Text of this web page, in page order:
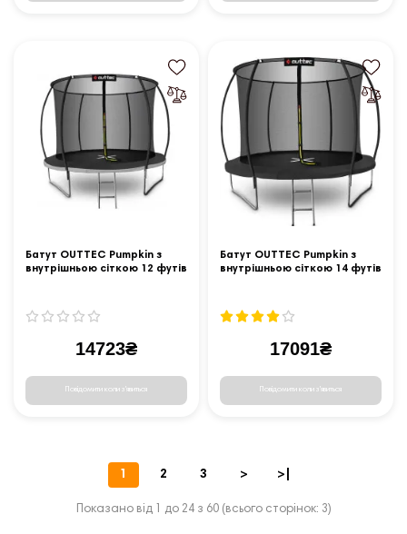
Батут OUTTEC Pumpkin з
внутрішньою сіткою 12 футів
14723₴
Повідомити коли з'явиться
Батут OUTTEC Pumpkin з
внутрішньою сіткою 14 футів
17091₴
Повідомити коли з'явиться
1 2 3 > >|
Показано від 1 до 24 з 60 (всього сторінок: 3)